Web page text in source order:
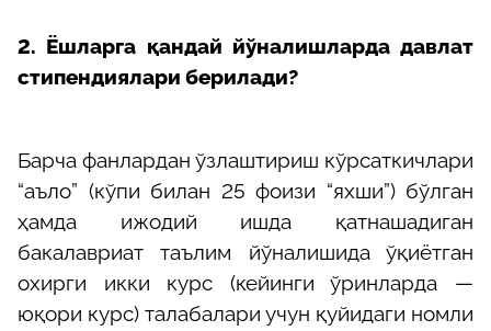
2. Ёшларга қандай йўналишларда давлат
стипендиялари берилади?
Барча фанлардан ўзлаштириш кўрсаткичлари
“аъло” (кўпи билан 25 фоизи “яхши”) бўлган
ҳамда ижодий ишда қатнашадиган
бакалавриат таълим йўналишида ўқиётган
охирги икки курс (кейинги ўринларда —
юқори курс) талабалари учун қуйидаги номли